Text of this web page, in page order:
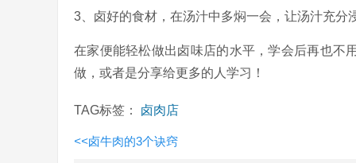
3、卤好的食材，在汤汁中多焖一会，让汤汁充
在家便能轻松做出卤味店的水平，学会后再也不
做，或者是分享给更多的人学习！
TAG标签： 卤肉店
<<卤牛肉的3个诀窍